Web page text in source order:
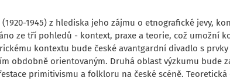
1945) z hlediska jeho zájmu o etnografické jevy,
ze tří pohledů - kontext, praxe a teorie, což umožní
kontextu bude české avantgardní divadlo s
obdobně orientovaným. Druhá oblast výzkumu bude
primitivismu a folkloru na české scéně. Teoretická